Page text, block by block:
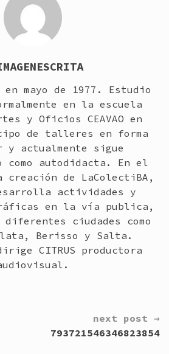
en mayo de 1977. Estudio
en la escuela
y Oficios CEAVAO en
de talleres en forma
actualmente sigue
como autodidacta. En el
creación de LaColectiBA,
actividades y
en la vía publica,
diferentes ciudades como
Berisso y Salta.
CITRUS productora
next post →
793721546346823854